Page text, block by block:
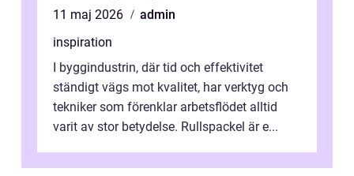
11 maj 2026
admin
inspiration
I byggindustrin, där tid och effektivitet
ständigt vägs mot kvalitet, har verktyg och
tekniker som förenklar arbetsflödet alltid
varit av stor betydelse. Rullspackel är e...